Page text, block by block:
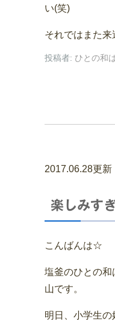
い(笑)
それではまた
投稿者: ひとの和
2017.06.28更新
楽しみす
こんばんは☆
塩釜のひとの和
山です。
明日、小学生の